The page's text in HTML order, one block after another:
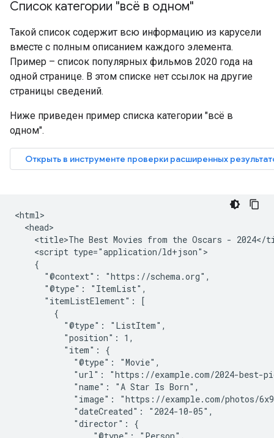
Список категории "всё в одном"
Такой список содержит всю информацию из карусели
вместе с полным описанием каждого элемента.
Пример – список популярных фильмов 2020 года на
одной странице. В этом списке нет ссылок на другие
страницы сведений.
Ниже приведен пример списка категории "всё в
одном".
<html>
  <head>
<title>The Best Movies from the Oscars - 2024</
    <script type="application/ld+json">
    {
      "@context": "https://schema.org",
      "@type": "ItemList",
      "itemListElement": [
        {
          "@type": "ListItem",
          "position": 1,
          "item": {
            "@type": "Movie",
"url": "https://example.com/2024-best-
            "name": "A Star Is Born",
"image": "https://example.com/photos/
            "dateCreated": "2024-10-05",
            "director": {